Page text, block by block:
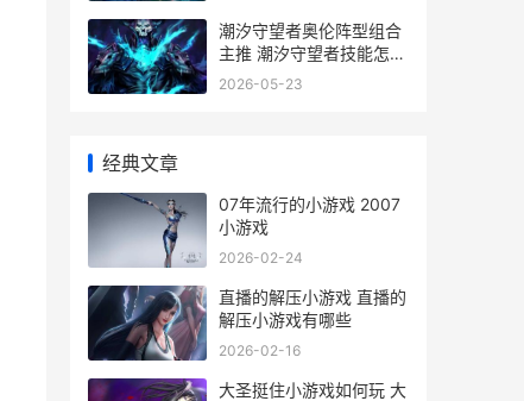
潮汐守望者奥伦阵型组合
主推 潮汐守望者技能怎么
打
2026-05-23
经典文章
07年流行的小游戏 2007
小游戏
2026-02-24
直播的解压小游戏 直播的
解压小游戏有哪些
2026-02-16
大圣挺住小游戏如何玩 大